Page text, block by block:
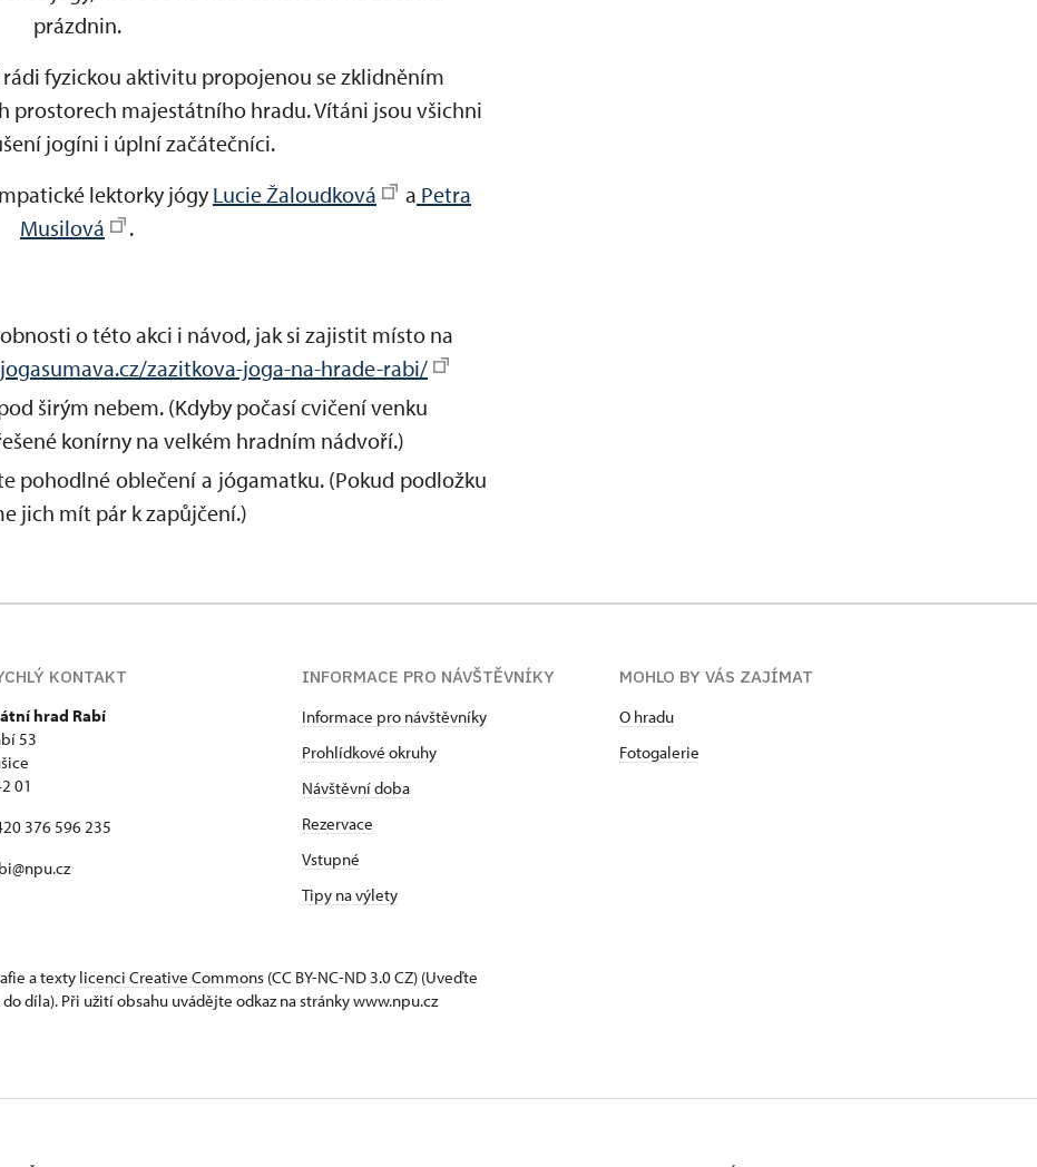
prázdnin.
fyzickou aktivitu propojenou se zklidněním
prostorech majestátního hradu. Vítáni jsou všichni
jogíni i úplní začátečníci.
lektorky jógy Lucie Žaloudková a Petra
Musilová
.
o této akci i návod, jak si zajistit místo na
zazitkova-joga-na-hrade-rabi/
širým nebem. (Kdyby počasí cvičení venku
konírny na velkém hradním nádvoří.)
pohodlné oblečení a jógamatku. (Pokud podložku
jich mít pár k zapůjčení.)
KONTAKT
hrad Rabí
53
01
376 596 235
INFORMACE PRO NÁVŠTĚVNÍKY
Informace pro návštěvníky
Prohlídkové okruhy
Návštěvní doba
Rezervace
Vstupné
Tipy na výlety
MOHLO BY VÁS ZAJÍMAT
O hradu
Fotogalerie
a texty licenci Creative Commons (CC BY-NC-ND 3.0 CZ) (Uveďte
díla). Při užití obsahu uvádějte odkaz na stránky www.npu.cz